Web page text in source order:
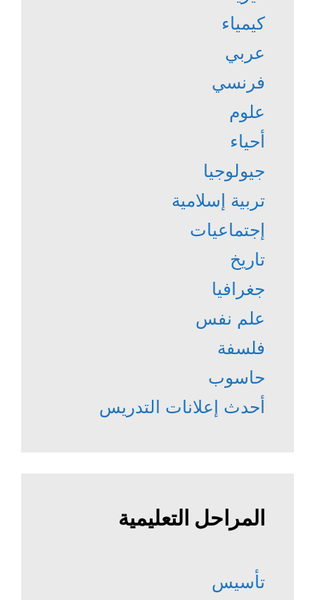
كيمياء
عربي
فرنسي
علوم
أحياء
جيولوجيا
تربية إسلامية
إجتماعيات
تاريخ
جغرافيا
علم نفس
فلسفة
حاسوب
أحدث إعلانات التدريس
المراحل التعليمية
تأسيس